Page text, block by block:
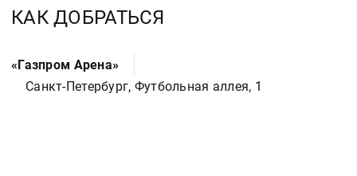
открытие стадиона
прошло 22 апреля
«Зенит» встретился с
ФК «Урал» в 24-м
туре чемпионата
КАК ДОБРАТЬСЯ
«Газпром Арена»
Санкт-Петербург, Футбольная аллея, 1